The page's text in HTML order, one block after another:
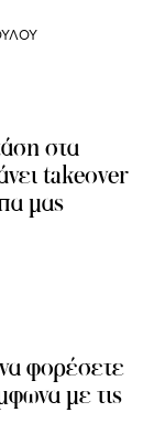
στα
takeover
μας
φορέσετε
με τις